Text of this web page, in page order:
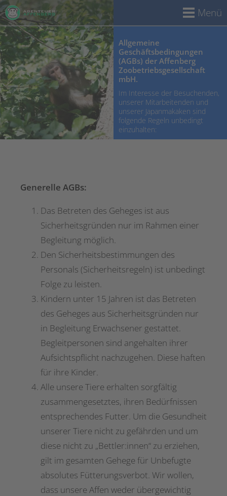
Menü
Allgemeine
Geschäftsbedingungen
(AGBs) der Affenberg
Zoobetriebsgesellschaft
mbH.
Im Interesse der Besuchenden,
unserer Mitarbeitenden und
unserer Japanmakaken sind
folgende Regeln unbedingt
einzuhalten:
Generelle AGBs:
Das Betreten des Geheges ist aus
Sicherheitsgründen nur im Rahmen einer
Begleitung möglich.
Den Sicherheitsbestimmungen des
Personals (Sicherheitsregeln) ist unbedingt
Folge zu leisten.
Kindern unter 15 Jahren ist das Betreten
des Geheges aus Sicherheitsgründen nur
in Begleitung Erwachsener gestattet.
Begleitpersonen sind angehalten ihrer
Aufsichtspflicht nachzugehen. Diese haften
für ihre Kinder.
Alle unsere Tiere erhalten sorgfältig
zusammengesetztes, ihren Bedürfnissen
entsprechendes Futter. Um die Gesundheit
unserer Tiere nicht zu gefährden und um
diese nicht zu „Bettler:innen“ zu erziehen,
gilt im gesamten Gehege für Unbefugte
absolutes Fütterungsverbot. Wir wollen,
dass unsere Affen weder übergewichtig